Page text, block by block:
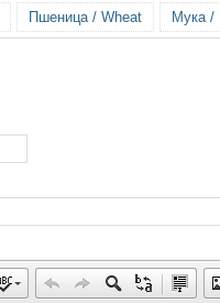
Пшеница / Wheat Мука /